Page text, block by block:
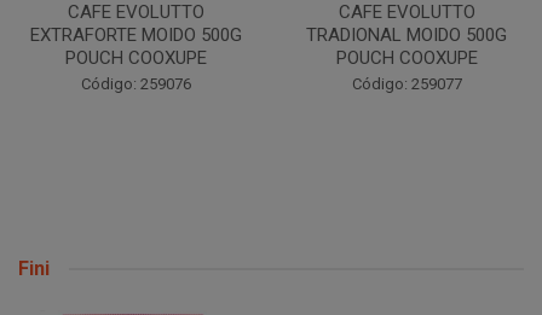
CAFE EVOLUTTO
EXTRAFORTE MOIDO 500G
POUCH COOXUPE
Código: 259076
CAFE EVOLUTTO
TRADIONAL MOIDO 500G
POUCH COOXUPE
Código: 259077
Fini